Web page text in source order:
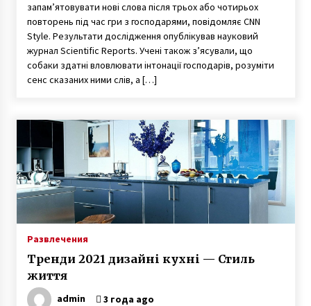
Игорь Табанюк погиб – 12 лет назад
опытный пилот чудом выжил в Гималаях
7 лет ago
«Фото Ивана на фронте увидела в списке
друзей у кого-то в Facebook. Местность
запам’ятовувати нові слова після трьох або чотирьох
повторень під час гри з господарями, повідомляє CNN
Style. Результати дослідження опублікував науковий
журнал Scientific Reports. Учені також з’ясували, що
собаки здатні вловлювати інтонації господарів, розуміти
сенс сказаних ними слів, а […]
Развлечения
Тренди 2021 дизайні кухні — Стиль
життя
admin 3 года ago